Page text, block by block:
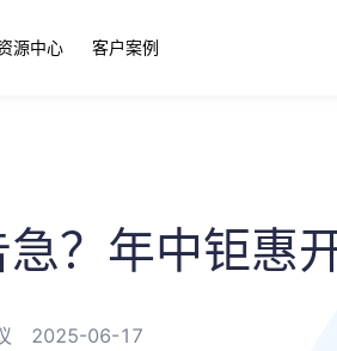
源中心 客户案例
？年中钜惠
2025-06-17